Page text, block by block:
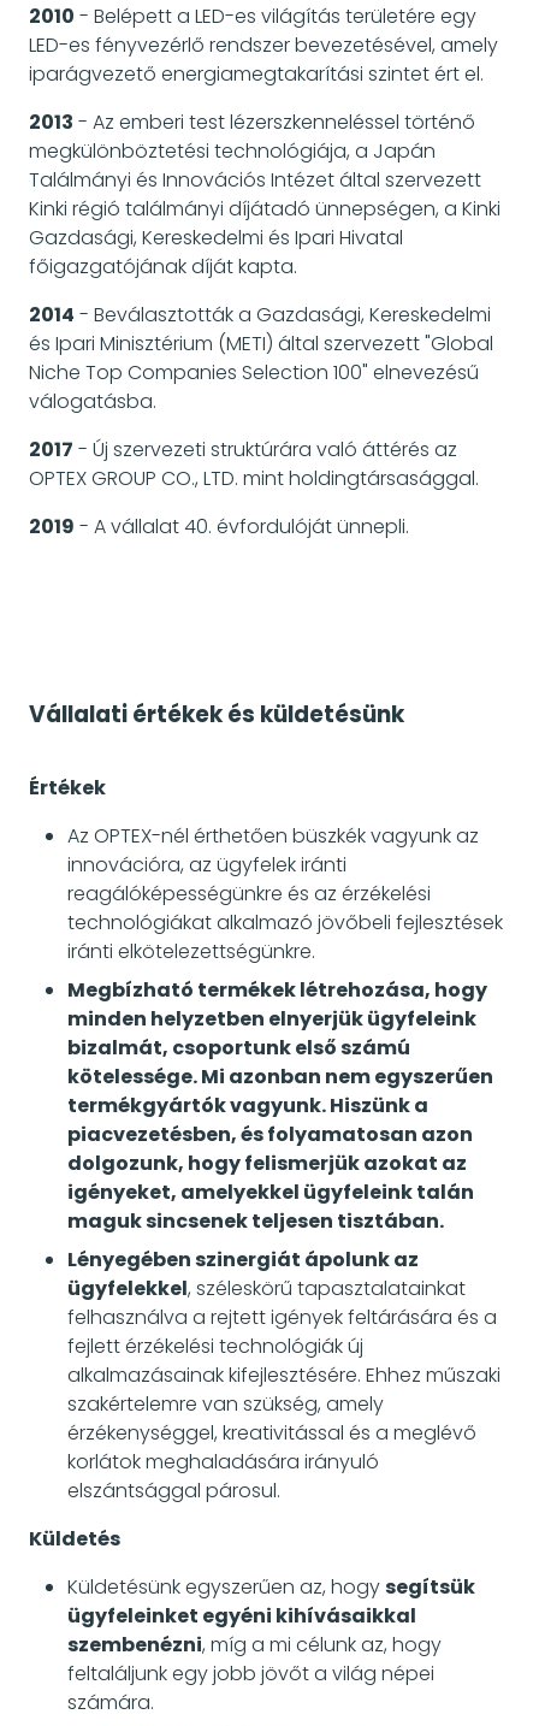
2010 - Belépett a LED-es világítás területére egy
LED-es fényvezérlő rendszer bevezetésével, amely
iparágvezető energiamegtakarítási szintet ért el.
2013 - Az emberi test lézerszkenneléssel történő
megkülönböztetési technológiája, a Japán
Találmányi és Innovációs Intézet által szervezett
Kinki régió találmányi díjátadó ünnepségen, a Kinki
Gazdasági, Kereskedelmi és Ipari Hivatal
főigazgatójának díját kapta.
2014 - Beválasztották a Gazdasági, Kereskedelmi
és Ipari Minisztérium (METI) által szervezett "Global
Niche Top Companies Selection 100" elnevezésű
válogatásba.
2017 - Új szervezeti struktúrára való áttérés az
OPTEX GROUP CO., LTD. mint holdingtársasággal.
2019 - A vállalat 40. évfordulóját ünnepli.
Vállalati értékek és küldetésünk
Értékek
Az OPTEX-nél érthetően büszkék vagyunk az
innovációra, az ügyfelek iránti
reagálóképességünkre és az érzékelési
technológiákat alkalmazó jövőbeli fejlesztések
iránti elkötelezettségünkre.
Megbízható termékek létrehozása, hogy
minden helyzetben elnyerjük ügyfeleink
bizalmát, csoportunk első számú
kötelessége. Mi azonban nem egyszerűen
termékgyártók vagyunk. Hiszünk a
piacvezetésben, és folyamatosan azon
dolgozunk, hogy felismerjük azokat az
igényeket, amelyekkel ügyfeleink talán
maguk sincsenek teljesen tisztában.
Lényegében szinergiát ápolunk az
ügyfelekkel, széleskörű tapasztalatainkat
felhasználva a rejtett igények feltárására és a
fejlett érzékelési technológiák új
alkalmazásainak kifejlesztésére. Ehhez műszaki
szakértelemre van szükség, amely
érzékenységgel, kreativitással és a meglévő
korlátok meghaladására irányuló
elszántsággal párosul.
Küldetés
Küldetésünk egyszerűen az, hogysegítsük
ügyfeleinket egyéni kihívásaikkal
szembenézni, míg a mi célunk az, hogy
feltaláljunk egy jobb jövőt a világ népei
számára.